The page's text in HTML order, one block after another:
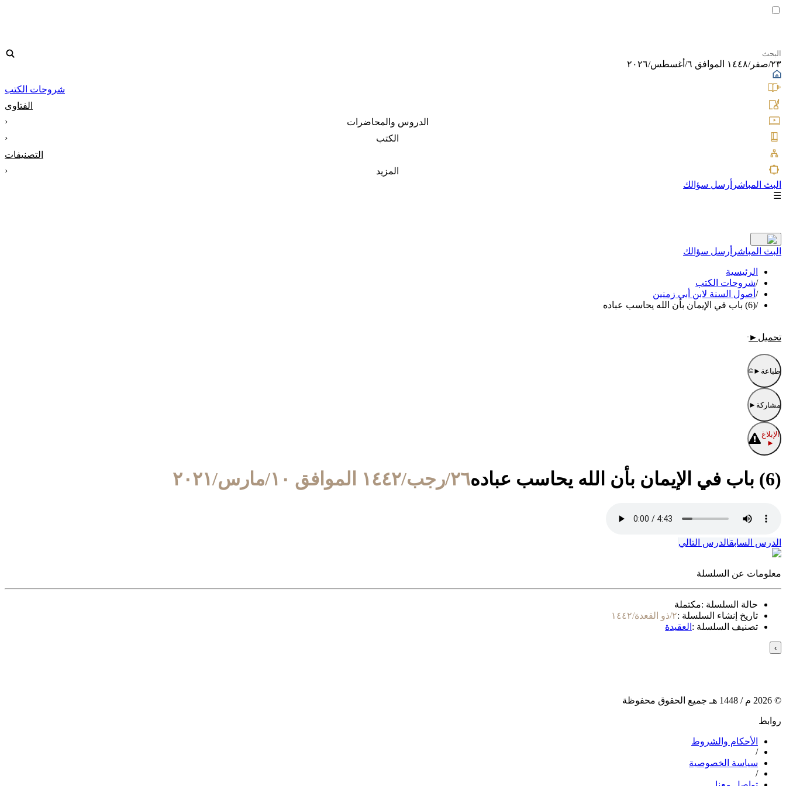
٢٣/صفر/١٤٤٨ الموافق ٦/أغسطس/٢٠٢٦
شروحات الكتب
الفتاوى
الدروس والمحاضرات
‹
الكتب
‹
التصنيفات
المزيد
‹
البث المباشر أرسل سؤالك
☰
البث المباشر أرسل سؤالك
الرئيسية
/شروحات الكتب
/ أصول السنة لابن أبي زمنين
/(6) باب في الإيمان بأن الله يحاسب عباده
تحميل ►
طباعة ►
مشاركة ►
الإبلاغ
►
(6) باب في الإيمان بأن الله يحاسب عباده ٢٦/رجب/١٤٤٢ الموافق ١٠/مارس/٢٠٢١
الدرس السابقالدرس التالي
معلومات عن السلسلة
حالة السلسلة :مكتملة
تاريخ إنشاء السلسلة :٢/ذو القعدة/١٤٤٢
تصنيف السلسلة : العقيدة
›
©
2026 م / 1448 هـ جميع الحقوق محفوظة
روابط
الأحكام والشروط
/
سياسة الخصوصية
/